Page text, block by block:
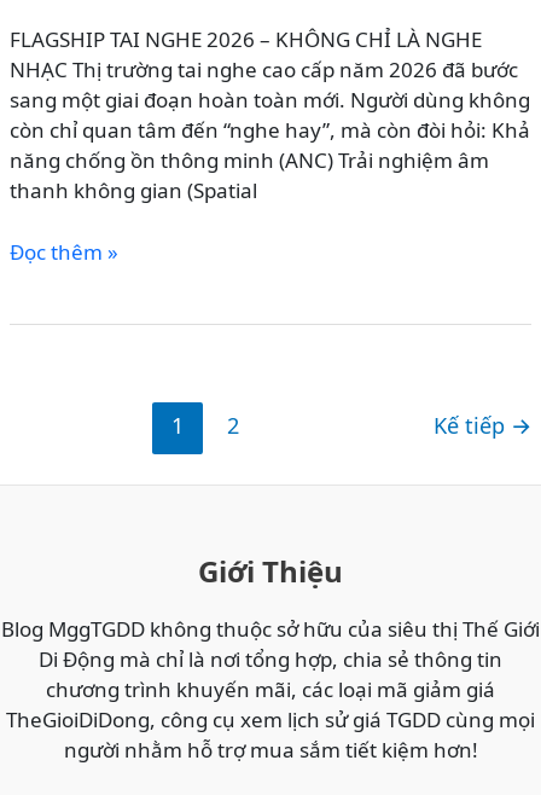
FLAGSHIP TAI NGHE 2026 – KHÔNG CHỈ LÀ NGHE
NHẠC Thị trường tai nghe cao cấp năm 2026 đã bước
sang một giai đoạn hoàn toàn mới. Người dùng không
còn chỉ quan tâm đến “nghe hay”, mà còn đòi hỏi: Khả
năng chống ồn thông minh (ANC) Trải nghiệm âm
thanh không gian (Spatial
So
1000XM6
Đâu
nghe
chống
Đọc thêm »
1 2 Kế tiếp →
Giới Thiệu
Blog MggTGDD không thuộc sở hữu của siêu thị Thế Giới
Di Động mà chỉ là nơi tổng hợp, chia sẻ thông tin
chương trình khuyến mãi, các loại mã giảm giá
TheGioiDiDong, công cụ xem lịch sử giá TGDD cùng mọi
người nhằm hỗ trợ mua sắm tiết kiệm hơn!